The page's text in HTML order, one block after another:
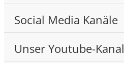
Social Media Kanäle
Unser Youtube-Kanal